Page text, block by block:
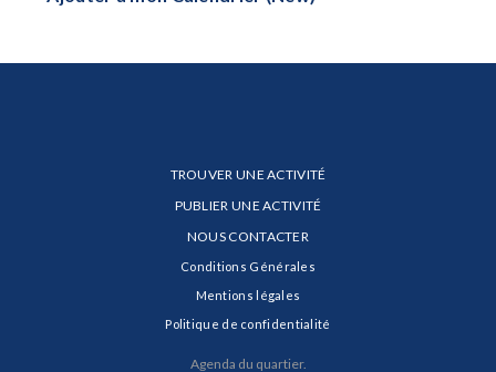
TROUVER UNE ACTIVITÉ
PUBLIER UNE ACTIVITÉ
NOUS CONTACTER
Conditions Générales
Mentions légales
Politique de confidentialité
Agenda du quartier.